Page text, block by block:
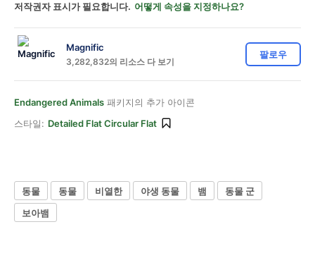
저작권자 표시가 필요합니다. 어떻게 속성을 지정하나요?
Magnific
3,282,832의 리소스 다 보기
팔로우
Endangered Animals 패키지의 추가 아이콘
스타일: Detailed Flat Circular Flat
동물 동물 비열한 야생 동물 뱀
동물 군
보아뱀